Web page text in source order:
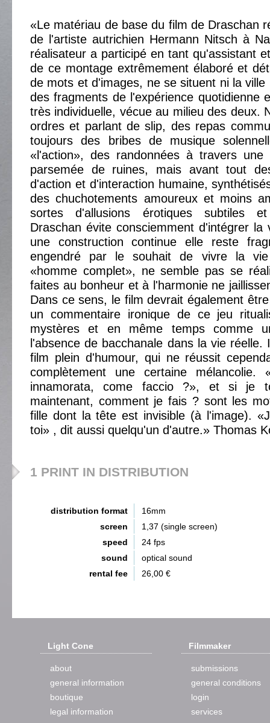
«Le matériau de base du film de Draschan
de l'artiste autrichien Hermann Nitsch à
réalisateur a participé en tant qu'assistant
de ce montage extrêmement élaboré et
de mots et d'images, ne se situent ni la
des fragments de l'expérience quotidienne
très individuelle, vécue au milieu des deux.
ordres et parlant de slip, des repas
toujours des bribes de musique
«l'action», des randonnées à travers une
parsemée de ruines, mais avant tout
d'action et d'interaction humaine,
des chuchotements amoureux et moins
sortes d'allusions érotiques subtiles
Draschan évite consciemment d'intégrer la
une construction continue elle reste
engendré par le souhait de vivre la vie
«homme complet», ne semble pas se
faites au bonheur et à l'harmonie ne
Dans ce sens, le film devrait également
un commentaire ironique de ce jeu
mystères et en même temps comme
l'absence de bacchanale dans la vie réelle.
film plein d'humour, qui ne réussit
complètement une certaine mélancolie.
innamorata, come faccio ?», et si je
maintenant, comment je fais ? sont les
fille dont la tête est invisible (à l'image).
toi» , dit aussi quelqu'un d'autre.» Thomas
1 PRINT IN DISTRIBUTION
distribution format
16mm
screen
1,37 (single screen)
speed
24 fps
sound
optical sound
rental fee
26,00 €
Light Cone
about
general information
boutique
legal information
Filmmaker
submissions
general conditions
login
services